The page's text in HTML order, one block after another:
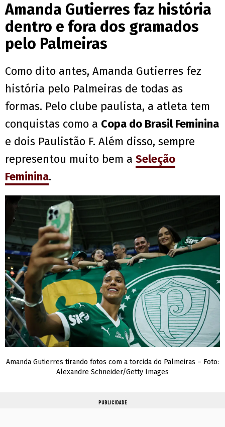
Amanda Gutierres faz história
dentro e fora dos gramados
pelo Palmeiras
Como dito antes, Amanda Gutierres fez
história pelo Palmeiras de todas as
formas. Pelo clube paulista, a atleta tem
conquistas como a Copa do Brasil Feminina
e dois Paulistão F. Além disso, sempre
representou muito bem a Seleção
Feminina.
Amanda Gutierres tirando fotos com a torcida do Palmeiras – Foto:
Alexandre Schneider/Getty Images
PUBLICIDADE